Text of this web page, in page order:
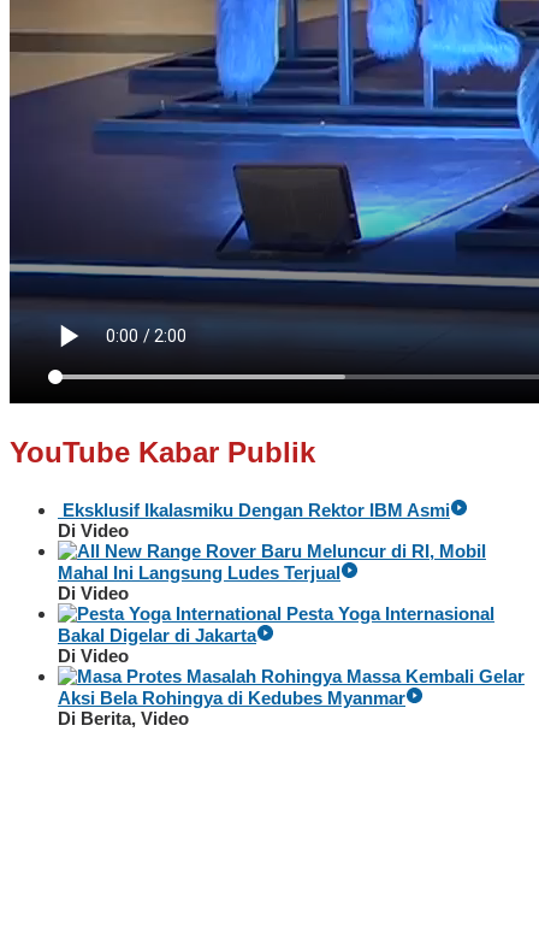
YouTube Kabar Publik
Eksklusif Ikalasmiku Dengan Rektor IBM Asmi
Di Video
Baru Meluncur di RI, Mobil
Mahal Ini Langsung Ludes Terjual
Di Video
Pesta Yoga Internasional
Bakal Digelar di Jakarta
Di Video
Massa Kembali Gelar
Aksi Bela Rohingya di Kedubes Myanmar
Di Berita, Video